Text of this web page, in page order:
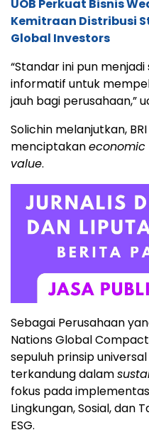
UOB Perkuat Bisnis
Kemitraan Distribusi
Global Investors
“Standar ini pun
informatif untuk
jauh bagi perusahaan,”
Solichin melanjutkan,
menciptakaneconomic
value.
Sebagai Perusahaan
Nations Global
sepuluh prinsip
terkandung dalam
fokus pada
Lingkungan, Sosial, dan
ESG.